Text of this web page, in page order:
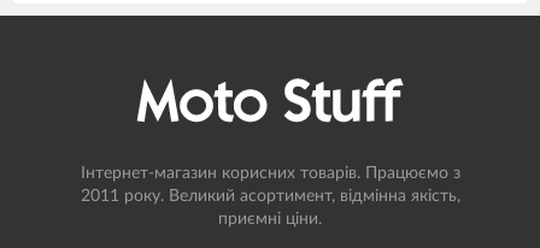
Інтернет-магазин корисних товарів. Працюємо з
2011 року. Великий асортимент, відмінна якість,
приємні ціни.